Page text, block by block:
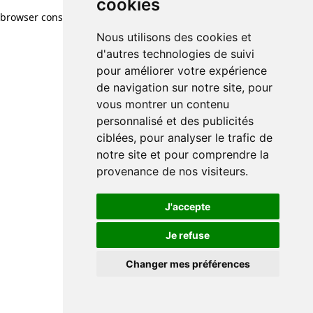
cookies
Nous utilisons des cookies et
d'autres technologies de suivi
pour améliorer votre expérience
de navigation sur notre site, pour
vous montrer un contenu
personnalisé et des publicités
ciblées, pour analyser le trafic de
notre site et pour comprendre la
provenance de nos visiteurs.
J'accepte
Je refuse
Changer mes préférences
browser console for more information)